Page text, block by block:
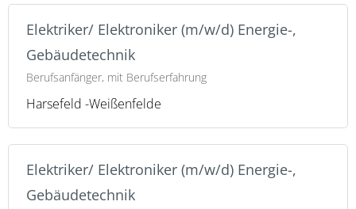
Elektriker/ Elektroniker (m/w/d) Energie-,
Gebäudetechnik
Berufsanfänger, mit Berufserfahrung
Harsefeld -Weißenfelde
Elektriker/ Elektroniker (m/w/d) Energie-,
Gebäudetechnik